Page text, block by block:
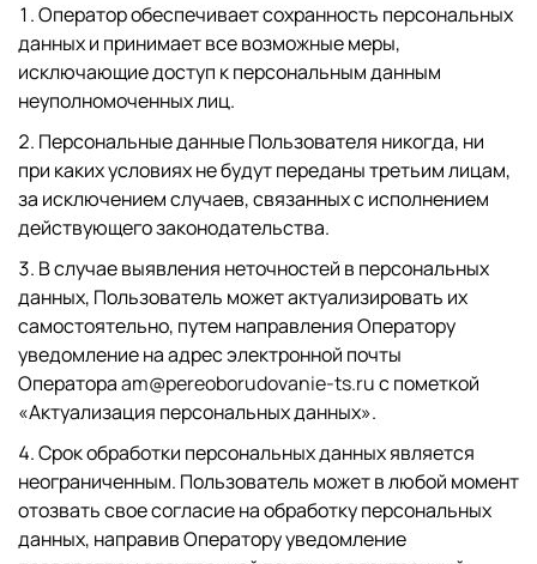
Оператор обеспечивает сохранность персональных
данных и принимает все возможные меры,
исключающие доступ к персональным данным
неуполномоченных лиц.
Персональные данные Пользователя никогда, ни
при каких условиях не будут переданы третьим лицам,
за исключением случаев, связанных с исполнением
действующего законодательства.
В случае выявления неточностей в персональных
данных, Пользователь может актуализировать их
самостоятельно, путем направления Оператору
уведомление на адрес электронной почты
Оператораam@pereoborudovanie-ts.ruс пометкой
«Актуализация персональных данных».
Срок обработки персональных данных является
неограниченным. Пользователь может в любой момент
отозвать свое согласие на обработку персональных
данных, направив Оператору уведомление